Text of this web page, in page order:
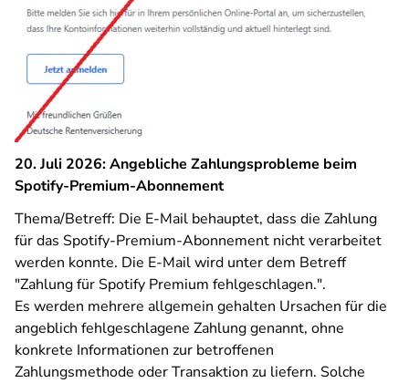
20. Juli 2026: Angebliche Zahlungsprobleme beim
Spotify-Premium-Abonnement
Thema/Betreff: Die E-Mail behauptet, dass die Zahlung
für das Spotify-Premium-Abonnement nicht verarbeitet
werden konnte. Die E-Mail wird unter dem Betreff
"Zahlung für Spotify Premium fehlgeschlagen.".
Es werden mehrere allgemein gehalten Ursachen für die
angeblich fehlgeschlagene Zahlung genannt, ohne
konkrete Informationen zur betroffenen
Zahlungsmethode oder Transaktion zu liefern. Solche